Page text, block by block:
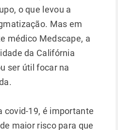
o que levou a
Mas em
médico Medscape, a
da Califórnia
ser útil focar na
covid-19, é importante
maior risco para que